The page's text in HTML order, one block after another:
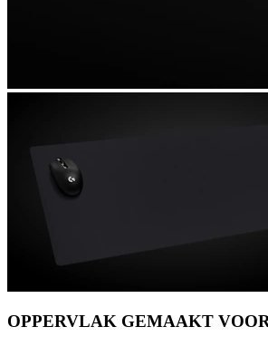
OPPERVLAK GEMAAKT